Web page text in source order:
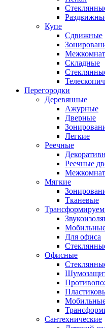
Купе
Сдвижные
Складные
Перегородки
Деревянные
Ажурные
Дверные
Легкие
Реечные
Реечные
Мягкие
Тканевые
Для офиса
Офисные
Сантехнические